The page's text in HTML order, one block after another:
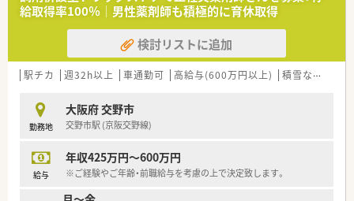
■1985年（昭和60年）に、本院の第2病院として開院し、30年以上
京阪奈学研都市近郊の交野市にて地域医療を支えています。
■医療の質の向上に努め、疾患の早期発見はもちろんのこと、生
活習慣病や介護の予防、各種ワクチンの積極導入など専門職がチ
ームを組んで包括的にあたっています。
されるなど嬉しい福利厚生などがございます。
■職員旅行なども開催されるなど、院内のスムーズはコミュニケ
ーションが取れるように配慮されています。
≪こんな方にオススメ！≫
■残業少なめでプライベートの時間も大切にしたい方
給取得率100％│男性薬剤師も積極的に育休取得
検討リストに追加
駅チカ 週32h以上 車通勤可 高給与(600万円以上) 積雪なし
勤務地
大阪府 交野市
交野市駅 (京阪交野線)
給与
年収425万円～600万円
※ご経験やご年齢・前職給与を考慮の上で決定致します。